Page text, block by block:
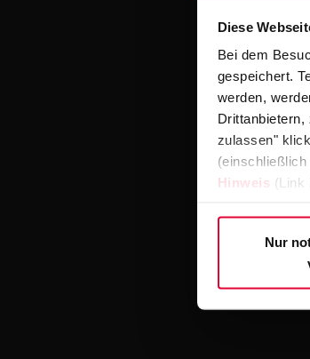
Diese
Bei dem
gespeichert.
werden,
zulassen"
Hinweis (Link
Nur